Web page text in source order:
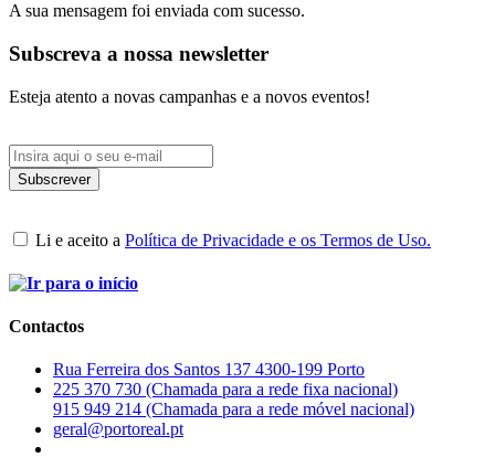
A sua mensagem foi enviada com sucesso.
Subscreva a nossa newsletter
Esteja atento a novas campanhas e a novos eventos!
Li e aceito a Política de Privacidade e os Termos de Uso.
Contactos
Rua Ferreira dos Santos 137 4300-199 Porto
225 370 730 (Chamada para a rede fixa nacional)
915 949 214 (Chamada para a rede móvel nacional)
geral@portoreal.pt